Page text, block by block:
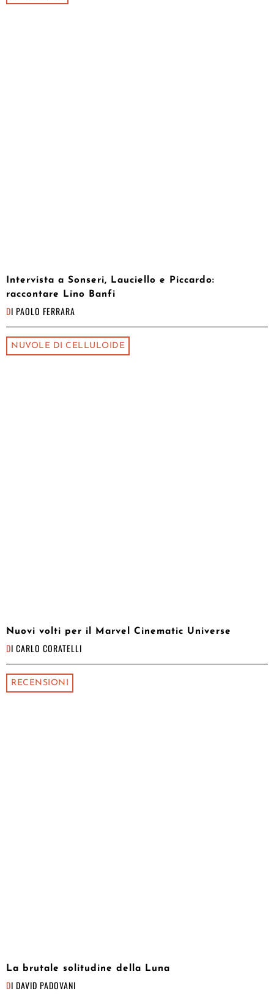
Intervista a Sonseri, Lauciello e Piccardo:
raccontare Lino Banfi
DI PAOLO FERRARA
NUVOLE DI CELLULOIDE
Nuovi volti per il Marvel Cinematic Universe
DI CARLO CORATELLI
RECENSIONI
La brutale solitudine della Luna
DI DAVID PADOVANI